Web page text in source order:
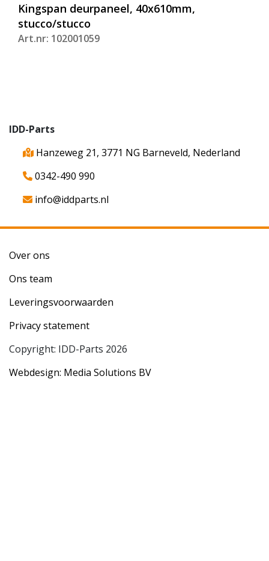
Kingspan deurpaneel, 40x610mm,
stucco/stucco
Art.nr: 102001059
IDD-Parts
Hanzeweg 21, 3771 NG Barneveld, Nederland
0342-490 990
info@iddparts.nl
Over ons
Ons team
Leveringsvoorwaarden
Privacy statement
Copyright: IDD-Parts 2026
Webdesign: Media Solutions BV